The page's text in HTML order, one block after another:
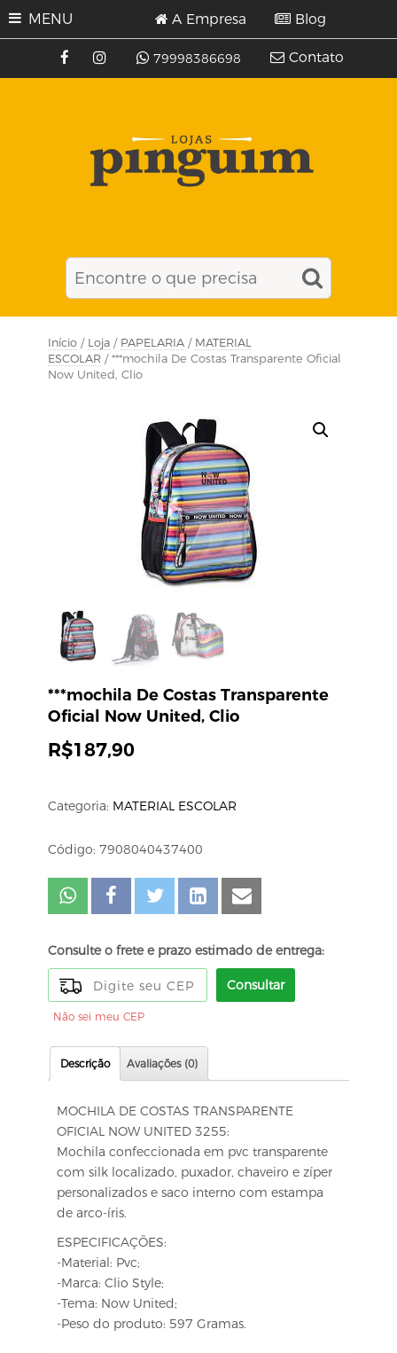
MENU
79998386698
A Empresa Blog
Contato
Início / Loja / PAPELARIA / MATERIAL
ESCOLAR / ***mochila De Costas Transparente Oficial
Now United, Clio
***mochila De Costas Transparente
Oficial Now United, Clio
R$187,90
Categoria: MATERIAL ESCOLAR
Código: 7908040437400
Consulte o frete e prazo estimado de entrega:
Consultar
Não sei meu CEP
Descrição Avaliações (0)
MOCHILA DE COSTAS TRANSPARENTE
OFICIAL NOW UNITED 3255:
Mochila confeccionada em pvc transparente
com silk localizado, puxador, chaveiro e zíper
personalizados e saco interno com estampa
de arco-íris.
ESPECIFICAÇÕES:
-Material: Pvc;
-Marca: Clio Style;
-Tema: Now United;
-Peso do produto: 597 Gramas.